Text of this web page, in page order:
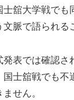
舘大学戦でも
脈で語られる
発表では確認さ
士舘戦でも不
せん。